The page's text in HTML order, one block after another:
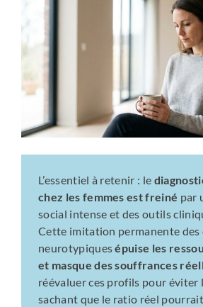
L’essentiel à retenir : le
chez les femmes est freiné par
social intense et des outils
Cette imitation permanente des
neurotypiquesépuise les
et masque des souffrances
réévaluer ces profils pour éviter
sachant que le ratio réel